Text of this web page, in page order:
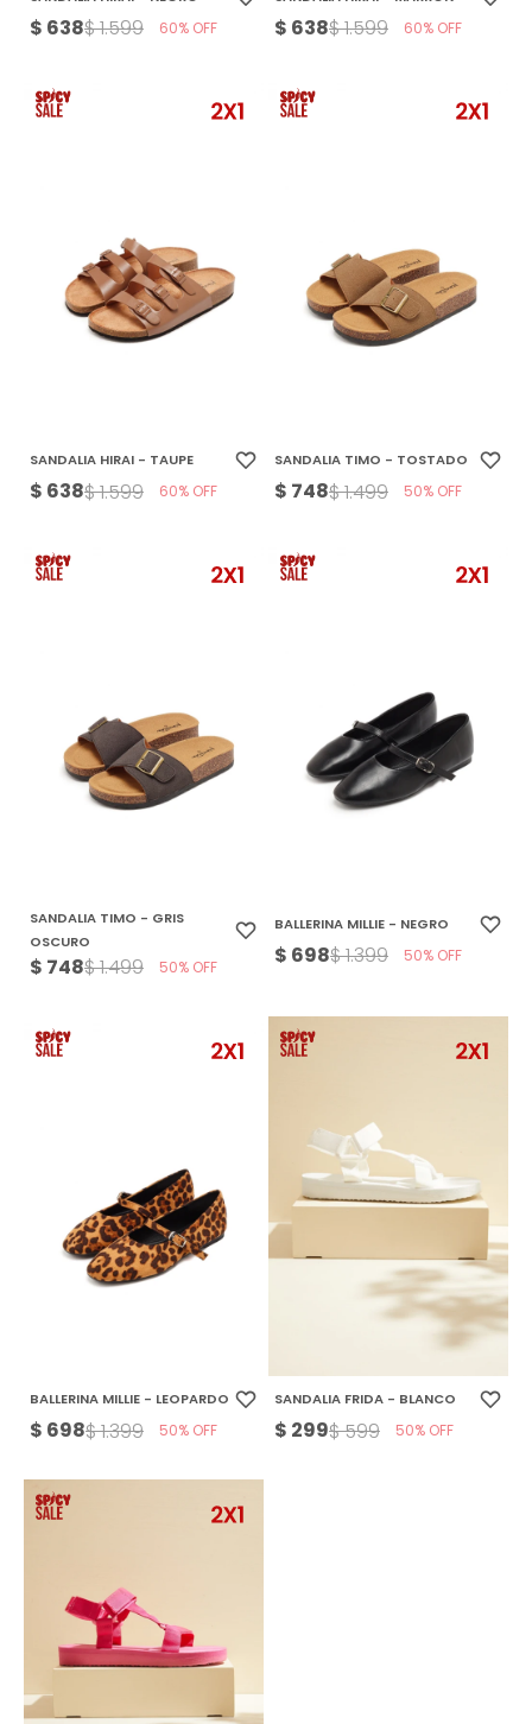
$ 638$1.599 60 $ 638$1.599 60
SANDALIA HIRAI - TAUPE
$ 638$1.599 60
SANDALIA TIMO - TOSTADO
$ 748$1.499 50
SANDALIA TIMO - GRIS
OSCURO
$ 748$1.499 50
BALLERINA MILLIE - NEGRO
$ 698$1.399 50
BALLERINA MILLIE - LEOPARDO
$ 698$1.399 50
SANDALIA FRIDA - BLANCO
$ 299$599 50